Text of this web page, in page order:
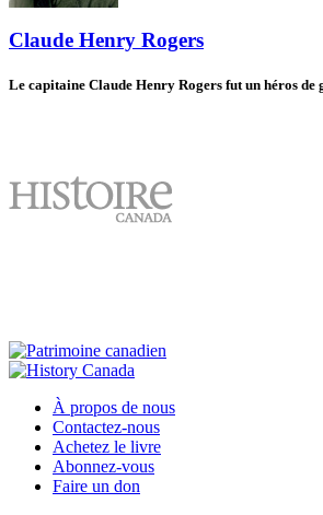
Claude Henry Rogers
Le capitaine Claude Henry Rogers fut un héros
À propos de nous
Contactez-nous
Achetez le livre
Abonnez-vous
Faire un don